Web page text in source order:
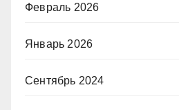
Февраль 2026
Январь 2026
Сентябрь 2024